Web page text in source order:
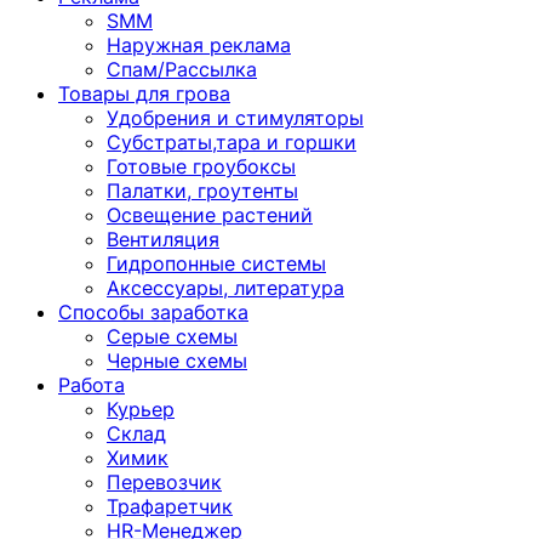
SMM
Наружная реклама
Спам/Рассылка
Товары для грова
Удобрения и стимуляторы
Субстраты,тара и горшки
Готовые гроубоксы
Палатки, гроутенты
Освещение растений
Вентиляция
Гидропонные системы
Аксессуары, литература
Способы заработка
Серые схемы
Черные схемы
Работа
Курьер
Склад
Химик
Перевозчик
Трафаретчик
HR-Менеджер